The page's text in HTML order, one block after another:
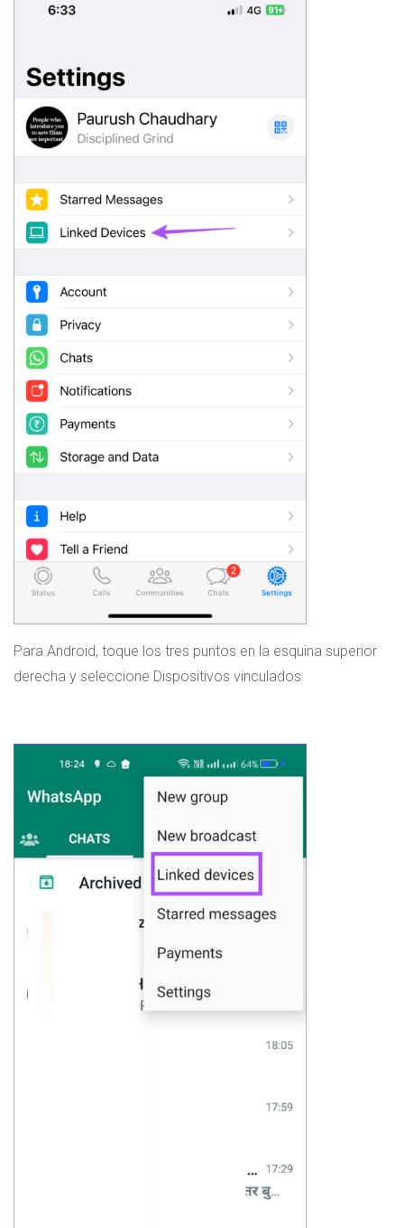
Para Android, toque los tres puntos en la esquina superior
derecha y seleccione Dispositivos vinculados.